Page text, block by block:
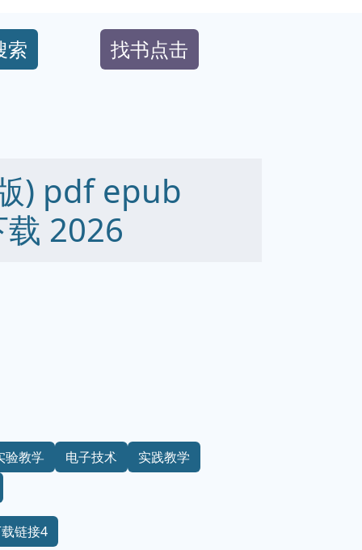
索 找书点击
) pdf epub
2026
验教学 电子技术 实践教学
链接4